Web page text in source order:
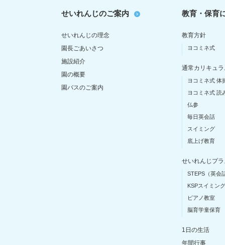
せいれんじのご案内
せいれんじの理念
園長ごあいさつ
施設紹介
園の概要
園バスのご案内
教育・保育
教育方針
ヨコミネ式
通常カリキュラ
ヨコミネ式 体
ヨコミネ式 読
仏参
毎日英会話
スイミング
底上げ教育
せいれんじプ
STEPS（英会
KSPスイミン
ピアノ教室
脳育学童保育
1日の生活
年間行事